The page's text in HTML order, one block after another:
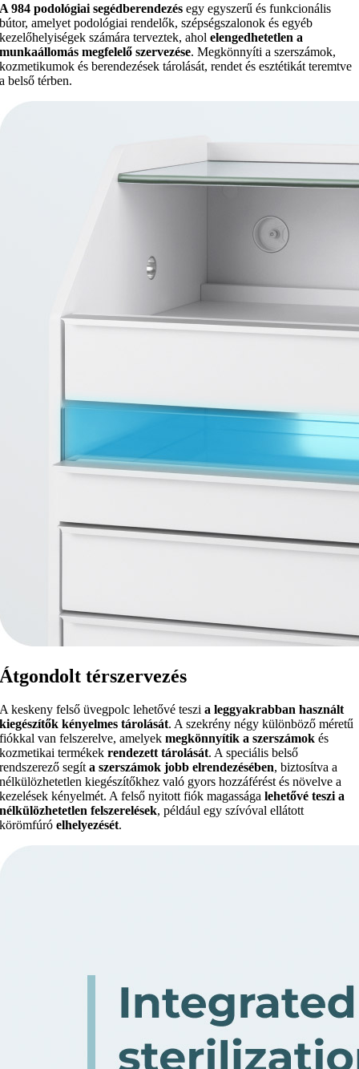
A 984 podológiai segédberendezés egy egyszerű és funkcionális
bútor, amelyet podológiai rendelők, szépségszalonok és egyéb
kezelőhelyiségek számára terveztek, aholelengedhetetlen a
munkaállomás megfelelő szervezése. Megkönnyíti a szerszámok,
kozmetikumok és berendezések tárolását, rendet és esztétikát teremtve
a belső térben.
Átgondolt térszervezés
A keskeny felső üvegpolc lehetővé teszia leggyakrabban használt
kiegészítők kényelmes tárolását. A szekrény négy különböző méretű
fiókkal van felszerelve, amelyekmegkönnyítik a szerszámok és
kozmetikai termékekrendezett tárolását. A speciális belső
rendszerező segíta szerszámok jobb elrendezésében, biztosítva a
nélkülözhetetlen kiegészítőkhez való gyors hozzáférést és növelve a
kezelések kényelmét. A felső nyitott fiók magasságalehetővé teszi a
nélkülözhetetlen felszerelések, például egy szívóval ellátott
körömfúróelhelyezését.